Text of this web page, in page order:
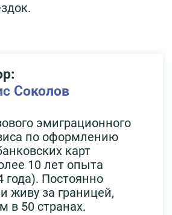
Соколов
эмиграционного
по оформлению
карт
10 лет опыта
года). Постоянно
живу за границей,
в 50 странах.